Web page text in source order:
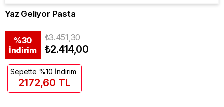
Yaz Geliyor Pasta
%30
İndirim
₺3.451,30
₺2.414,00
Sepette %10 İndirim
2172,60 TL